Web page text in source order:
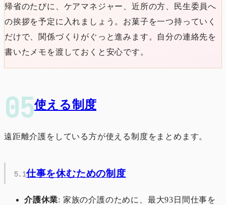
帰省のたびに、ケアマネジャー、近所の方、民生委員へ
の挨拶を予定に入れましょう。お菓子を一つ持っていく
だけで、関係づくりがぐっと進みます。自分の連絡先を
書いたメモを渡しておくと安心です。
使える制度
遠距離介護をしている方が使える制度をまとめます。
仕事を休むための制度
介護休業: 家族の介護のために、最大93日間仕事を